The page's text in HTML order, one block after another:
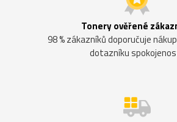
Tonery ověřené
98 % zákazníků doporučuje
dotazníku